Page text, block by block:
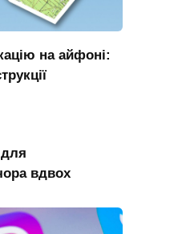
на айфоні:
вдвох